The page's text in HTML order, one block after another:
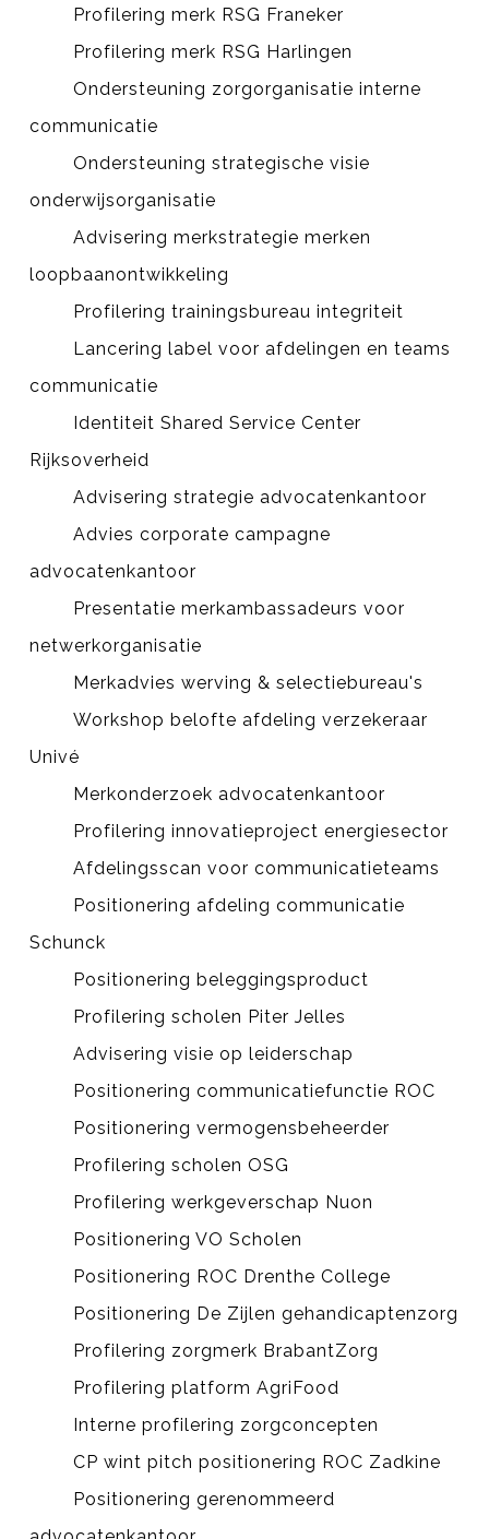
Profilering merk RSG Franeker
Profilering merk RSG Harlingen
Ondersteuning zorgorganisatie interne
communicatie
Ondersteuning strategische visie
onderwijsorganisatie
Advisering merkstrategie merken
loopbaanontwikkeling
Profilering trainingsbureau integriteit
Lancering label voor afdelingen en teams
communicatie
Identiteit Shared Service Center
Rijksoverheid
Advisering strategie advocatenkantoor
Advies corporate campagne
advocatenkantoor
Presentatie merkambassadeurs voor
netwerkorganisatie
Merkadvies werving & selectiebureau's
Workshop belofte afdeling verzekeraar
Univé
Merkonderzoek advocatenkantoor
Profilering innovatieproject energiesector
Afdelingsscan voor communicatieteams
Positionering afdeling communicatie
Schunck
Positionering beleggingsproduct
Profilering scholen Piter Jelles
Advisering visie op leiderschap
Positionering communicatiefunctie ROC
Positionering vermogensbeheerder
Profilering scholen OSG
Profilering werkgeverschap Nuon
Positionering VO Scholen
Positionering ROC Drenthe College
Positionering De Zijlen gehandicaptenzorg
Profilering zorgmerk BrabantZorg
Profilering platform AgriFood
Interne profilering zorgconcepten
CP wint pitch positionering ROC Zadkine
Positionering gerenommeerd